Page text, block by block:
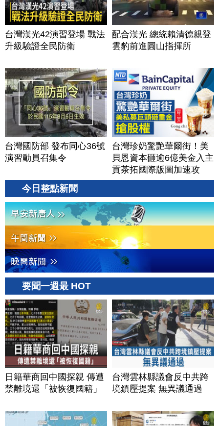
台灣漢光42演習登場 戰法
升級驗證全民防衛
配合漢光 總統賴清德親登
雲豹前進圓山指揮所
台灣國防部 發布同心36號
演習動員召集令
台灣珍奶驚艷華爾街！美
貝恩資本砸逾6億美金入主
貢茶拓國際版圖加速攻
美？｜#財經新聞｜
今日整點新聞
要聞一週最 HOT
日籍華商回中國探親 傳遭
禁離境還「被恢復國籍」
台灣雲林縣議會反中共跨
境鎮壓提案 無異議通過